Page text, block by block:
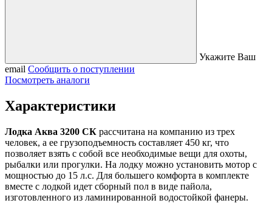
Укажите Ваш
email Сообщить о поступлении
Посмотреть аналоги
Характеристики
Лодка Аква 3200 СК рассчитана на компанию из трех
человек, а ее грузоподъемность составляет 450 кг, что
позволяет взять с собой все необходимые вещи для охоты,
рыбалки или прогулки. На лодку можно установить мотор с
мощностью до 15 л.с. Для большего комфорта в комплекте
вместе с лодкой идет сборный пол в виде пайола,
изготовленного из ламинированной водостойкой фанеры.